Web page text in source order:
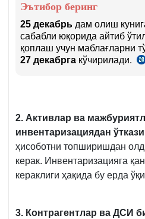
б.
Эътибор беринг
25 декабрь дам олиш
сабабли юқорида айтиб
қоплаш учун маблағларни
27 декабрга кўчирилади.
қ.
2. Активлар ва
инвентаризациядан
ҳисоботни топширишдан
керак. Инвентаризацияга
кераклиги ҳақида бу ерда
3. Контрагентлар ва ДСИ